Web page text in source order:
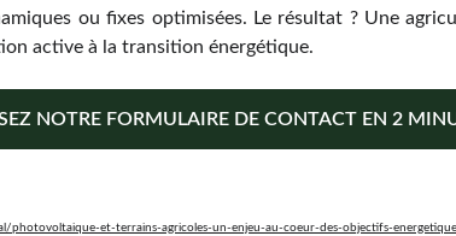
ou fixes optimisées. Le résultat ? Une
active à la transition énergétique.
NOTRE FORMULAIRE DE CONTACT EN 2
photovoltaique-et-terrains-agricoles-un-enjeu-au-coeur-des-objectifs-